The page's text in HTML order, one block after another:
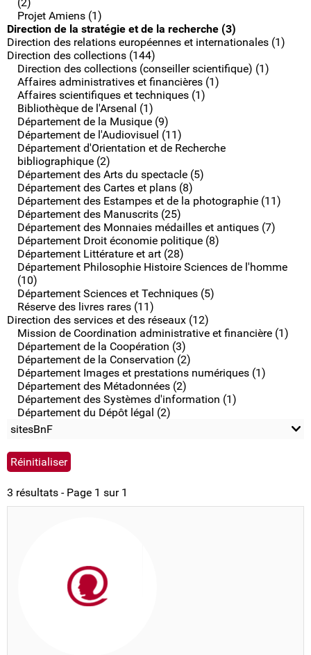
Projet Amiens (1)
Direction de la stratégie et de la recherche (3)
Direction des relations européennes et internationales (1)
Direction des collections (144)
Direction des collections (conseiller scientifique) (1)
Affaires administratives et financières (1)
Affaires scientifiques et techniques (1)
Bibliothèque de l'Arsenal (1)
Département de la Musique (9)
Département de l'Audiovisuel (11)
Département d'Orientation et de Recherche
bibliographique (2)
Département des Arts du spectacle (5)
Département des Cartes et plans (8)
Département des Estampes et de la photographie (11)
Département des Manuscrits (25)
Département des Monnaies médailles et antiques (7)
Département Droit économie politique (8)
Département Littérature et art (28)
Département Philosophie Histoire Sciences de l'homme
(10)
Département Sciences et Techniques (5)
Réserve des livres rares (11)
Direction des services et des réseaux (12)
Mission de Coordination administrative et financière (1)
Département de la Coopération (3)
Département de la Conservation (2)
Département Images et prestations numériques (1)
Département des Métadonnées (2)
Département des Systèmes d'information (1)
Département du Dépôt légal (2)
sitesBnF
3 résultats - Page 1 sur 1